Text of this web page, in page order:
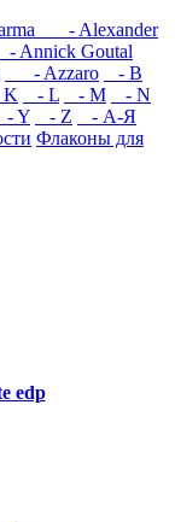
- Alexander
Annick Goutal
- Azzaro
- B
- L - M
- N
- Y - Z
- А-Я
Флаконы для
edp